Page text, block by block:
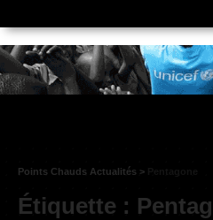
Points Chauds Actualités >
Étiquette :